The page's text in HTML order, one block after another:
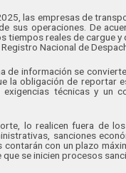
las empresas de
sus operaciones. De
tiempos reales de cargue
Nacional de
de información se
la obligación de
exigencias técnicas y
lo realicen fuera de
sanciones
contarán con un plazo
se inicien procesos